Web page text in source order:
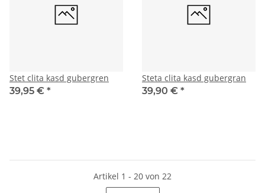
Stet clita kasd gubergren
39,95 € *
Steta clita kasd gubergran
39,90 € *
Artikel 1 - 20 von 22